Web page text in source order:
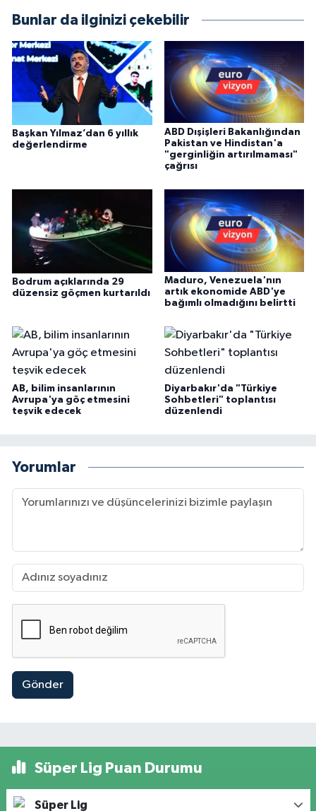
Bunlar da ilginizi çekebilir
Başkan Yılmaz’dan 6 yıllık
değerlendirme
ABD Dışişleri Bakanlığından
Pakistan ve Hindistan'a
"gerginliğin artırılmaması"
çağrısı
Bodrum açıklarında 29
düzensiz göçmen kurtarıldı
Maduro, Venezuela'nın
artık ekonomide ABD'ye
bağımlı olmadığını belirtti
AB, bilim insanlarının
Avrupa'ya göç etmesini
teşvik edecek
Diyarbakır'da "Türkiye
Sohbetleri" toplantısı
düzenlendi
Yorumlar
Gönder
Süper Lig Puan Durumu
Süper Lig